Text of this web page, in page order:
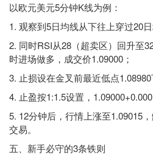
以欧元美元5分钟K线为例：
1. 观察到5日均线从下往上穿过20
2. 同时RSI从28（超卖区）回升至
时进场做多，成交价1.09000；
3. 止损设在金叉前最近低点1.08980
4. 止盈按1:1.5设置，
5. 12分钟后，行情上涨至1.09015
交易。
五、新手必守的3条铁则